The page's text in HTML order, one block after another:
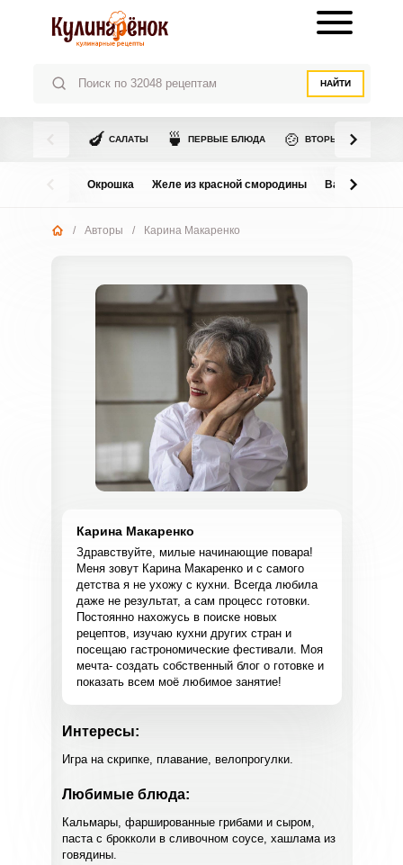
НАЙТИ
🍆 САЛАТЫ 🍵 ПЕРВЫЕ БЛЮДА 🍲 ВТОРЫЕ БЛЮДА
Окрошка Желе из красной смородины Варенье из
/ Авторы / Карина Макаренко
Карина Макаренко
Здравствуйте, милые начинающие повара!
Меня зовут Карина Макаренко и с самого
детства я не ухожу с кухни. Всегда любила
даже не результат, а сам процесс готовки.
Постоянно нахожусь в поиске новых
рецептов, изучаю кухни других стран и
посещаю гастрономические фестивали. Моя
мечта- создать собственный блог о готовке и
показать всем моё любимое занятие!
Интересы:
Игра на скрипке, плавание, велопрогулки.
Любимые блюда:
Кальмары, фаршированные грибами и сыром,
паста с брокколи в сливочном соусе, хашлама из
говядины.